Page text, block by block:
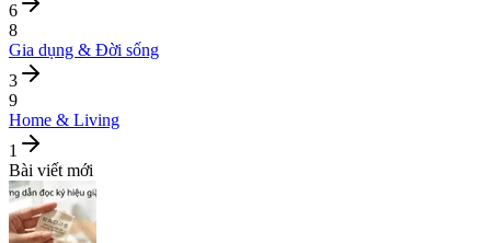
6
8
Gia dụng & Đời sống
3
9
Home & Living
1
Bài viết mới